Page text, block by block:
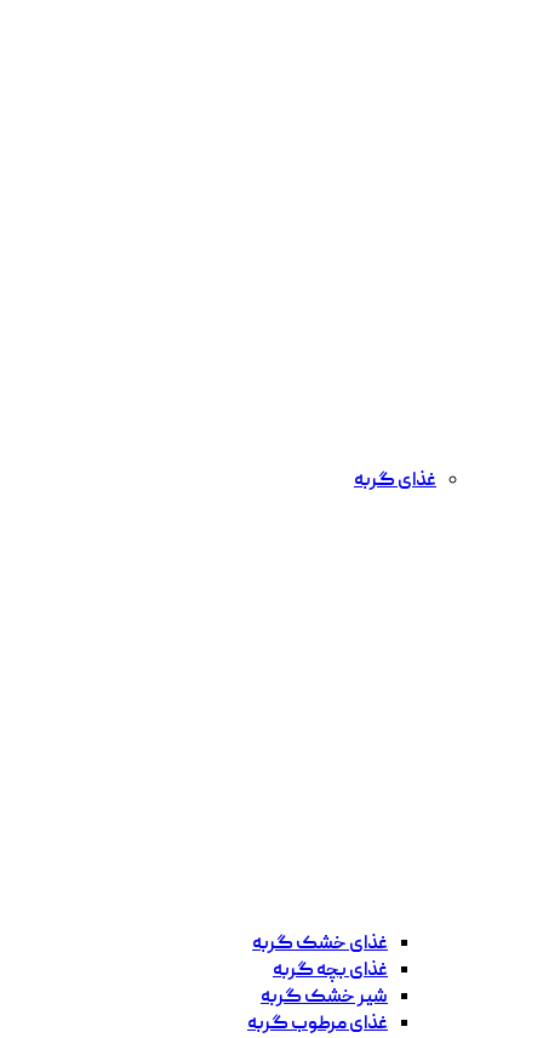
غذای گربه
غذای خشک گربه
غذای بچه گربه
شیر خشک گربه
غذای مرطوب گربه